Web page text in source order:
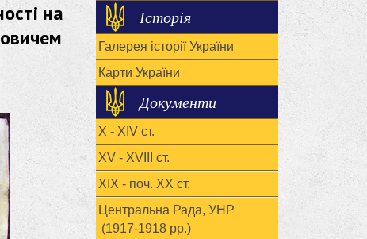
на
Історія
Галерея історії України
Карти України
Документи
X - XIV ст.
XV - XVIII ст.
ХІХ - поч. ХХ ст.
Центральна Рада, УНР
(1917-1918 рр.)